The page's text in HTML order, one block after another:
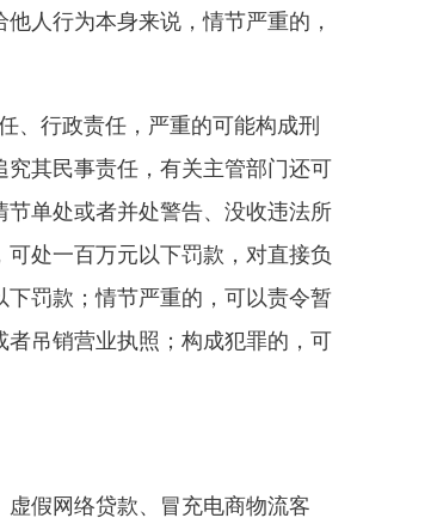
人行为本身来说，情节严重的，
行政责任，严重的可能构成刑
其民事责任，有关主管部门还可
单处或者并处警告、没收违法所
处一百万元以下罚款，对直接负
罚款；情节严重的，可以责令暂
吊销营业执照；构成犯罪的，可
假网络贷款、冒充电商物流客